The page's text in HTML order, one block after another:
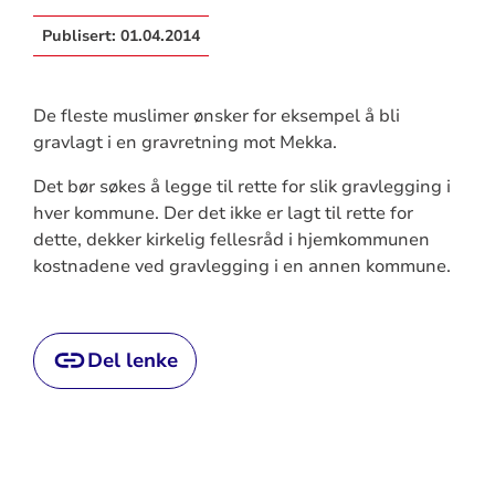
Publisert: 01.04.2014
De fleste muslimer ønsker for eksempel å bli
gravlagt i en gravretning mot Mekka.
Det bør søkes å legge til rette for slik gravlegging i
hver kommune. Der det ikke er lagt til rette for
dette, dekker kirkelig fellesråd i hjemkommunen
kostnadene ved gravlegging i en annen kommune.
Del lenke